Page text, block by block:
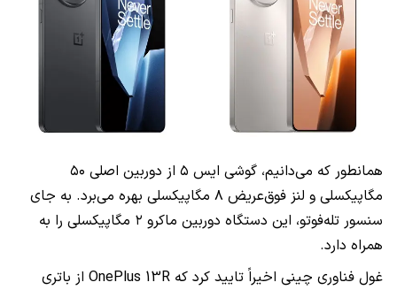
همانطور که می‌دانیم، گوشی ایس ۵ از دوربین اصلی ۵۰
مگاپیکسلی و لنز فوق‌عریض ۸ مگاپیکسلی بهره می‌برد. به جای
سنسور تله‌فوتو، این دستگاه دوربین ماکرو ۲ مگاپیکسلی را به
همراه دارد.
غول فناوری چینی اخیراً تایید کرد که OnePlus 13R از باتری